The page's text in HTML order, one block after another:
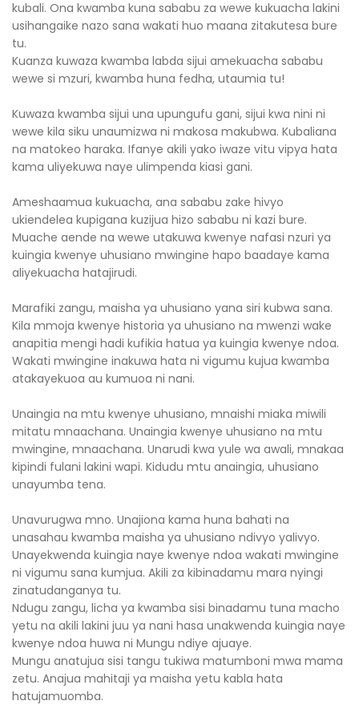
kubali. Ona kwamba kuna sababu za wewe kukuacha lakini
usihangaike nazo sana wakati huo maana zitakutesa bure
tu.
Kuanza kuwaza kwamba labda sijui amekuacha sababu
wewe si mzuri, kwamba huna fedha, utaumia tu!
Kuwaza kwamba sijui una upungufu gani, sijui kwa nini ni
wewe kila siku unaumizwa ni makosa makubwa. Kubaliana
na matokeo haraka. Ifanye akili yako iwaze vitu vipya hata
kama uliyekuwa naye ulimpenda kiasi gani.
Ameshaamua kukuacha, ana sababu zake hivyo
ukiendelea kupigana kuzijua hizo sababu ni kazi bure.
Muache aende na wewe utakuwa kwenye nafasi nzuri ya
kuingia kwenye uhusiano mwingine hapo baadaye kama
aliyekuacha hatajirudi.
Marafiki zangu, maisha ya uhusiano yana siri kubwa sana.
Kila mmoja kwenye historia ya uhusiano na mwenzi wake
anapitia mengi hadi kufikia hatua ya kuingia kwenye ndoa.
Wakati mwingine inakuwa hata ni vigumu kujua kwamba
atakayekuoa au kumuoa ni nani.
Unaingia na mtu kwenye uhusiano, mnaishi miaka miwili
mitatu mnaachana. Unaingia kwenye uhusiano na mtu
mwingine, mnaachana. Unarudi kwa yule wa awali, mnakaa
kipindi fulani lakini wapi. Kidudu mtu anaingia, uhusiano
unayumba tena.
Unavurugwa mno. Unajiona kama huna bahati na
unasahau kwamba maisha ya uhusiano ndivyo yalivyo.
Unayekwenda kuingia naye kwenye ndoa wakati mwingine
ni vigumu sana kumjua. Akili za kibinadamu mara nyingi
zinatudanganya tu.
Ndugu zangu, licha ya kwamba sisi binadamu tuna macho
yetu na akili lakini juu ya nani hasa unakwenda kuingia naye
kwenye ndoa huwa ni Mungu ndiye ajuaye.
Mungu anatujua sisi tangu tukiwa matumboni mwa mama
zetu. Anajua mahitaji ya maisha yetu kabla hata
hatujamuomba.